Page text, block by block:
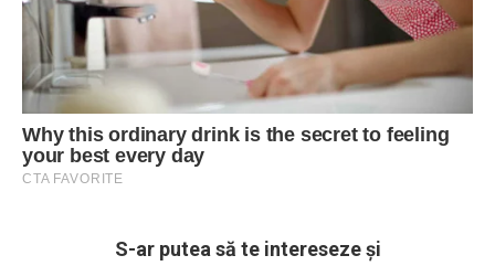
S-ar putea să te intereseze și